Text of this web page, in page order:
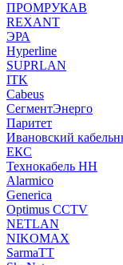
ПРОМРУКАВ
REXANT
ЭРА
Hyperline
SUPRLAN
ITK
Cabeus
СегментЭнерго
Паритет
Ивановский
ЕКС
Технокабель НН
Alarmico
Generica
Optimus CCTV
NETLAN
NIKOMAX
SarmaTT